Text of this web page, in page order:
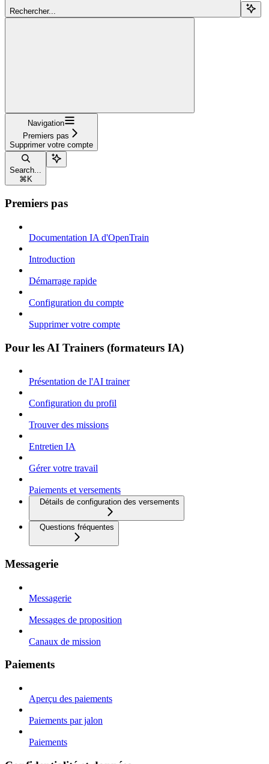
Rechercher...
Navigation
Premiers pas
Supprimer votre compte
Search...
⌘ K
Premiers pas
Documentation IA d'OpenTrain
Introduction
Démarrage rapide
Configuration du compte
Supprimer votre compte
Pour les AI Trainers (formateurs IA)
Présentation de l'AI trainer
Configuration du profil
Trouver des missions
Entretien IA
Gérer votre travail
Paiements et versements
Détails de configuration des versements
Questions fréquentes
Messagerie
Messagerie
Messages de proposition
Canaux de mission
Paiements
Aperçu des paiements
Paiements par jalon
Paiements